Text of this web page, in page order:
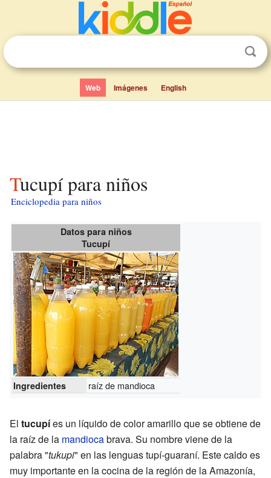
Web Imágenes English
Tucupí para niños
Enciclopedia para niños
Datos para niños
Tucupí
Ingredientes raíz de mandioca
El tucupíes un líquido de color amarillo que se obtiene de
la raíz de la mandiocabrava. Su nombre viene de la
palabra "tukupi" en las lenguas tupí-guaraní. Este caldo es
muy importante en la cocina de la región de la Amazonía,